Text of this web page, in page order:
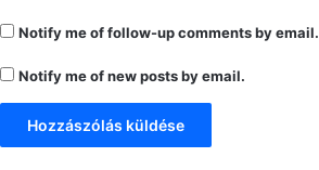
Notify me of follow-up comments by email.
Notify me of new posts by email.